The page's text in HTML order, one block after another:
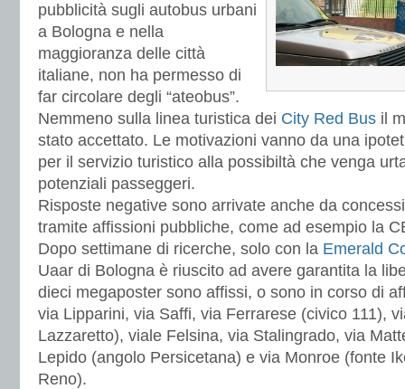
pubblicità sugli autobus urbani
a Bologna e nella
maggioranza delle città
italiane, non ha permesso di
far circolare degli “ateobus”.
Nemmeno sulla linea turistica dei City Red Bus il
stato accettato. Le motivazioni vanno da una
per il servizio turistico alla possibiltà che venga
potenziali passeggeri.
Risposte negative sono arrivate anche da
tramite affissioni pubbliche, come ad esempio la
Dopo settimane di ricerche, solo con la Emerald
Uaar di Bologna è riuscito ad avere garantita la
dieci megaposter sono affissi, o sono in corso di
via Lipparini, via Saffi, via Ferrarese (civico 111),
Lazzaretto), viale Felsina, via Stalingrado, via
Lepido (angolo Persicetana) e via Monroe (fonte
Reno).